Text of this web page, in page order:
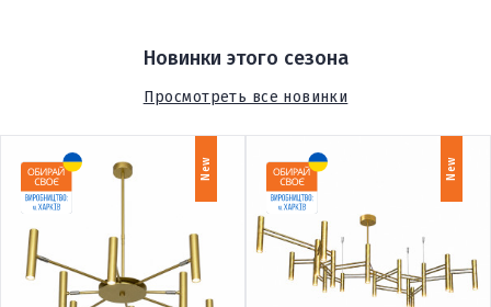
Новинки этого сезона
Просмотреть все новинки
New New